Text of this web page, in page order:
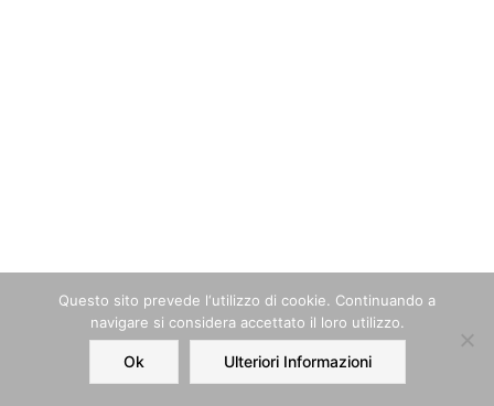
Home Order Account
Questo sito prevede l‘utilizzo di cookie. Continuando a
navigare si considera accettato il loro utilizzo.
Ok Ulteriori Informazioni